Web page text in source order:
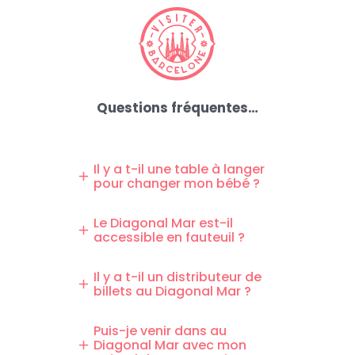
Questions fréquentes…
Il y a t-il une table à langer
pour changer mon bébé ?
tables à langer dans toutes les
toilettes du Diagonal Mar. Pour
votre disposition 3 salles équipées
de micro-onde, table, sièges, table
au RDC dans la salle de garderie et
à l’étage à l’intérieur des toilettes
Le Diagonal Mar est-il
accessible en fauteuil ?
Diagonal Mar est entièrement
accessible aux personnes à
places de parking handicapés, …).
Prêt de fauteuils roulants au RDC
Il y a t-il un distributeur de
billets au Diagonal Mar ?
automatique pour retirer de
l’argent auRDC à côté du
Puis-je venir dans au
Diagonal Mar avec mon